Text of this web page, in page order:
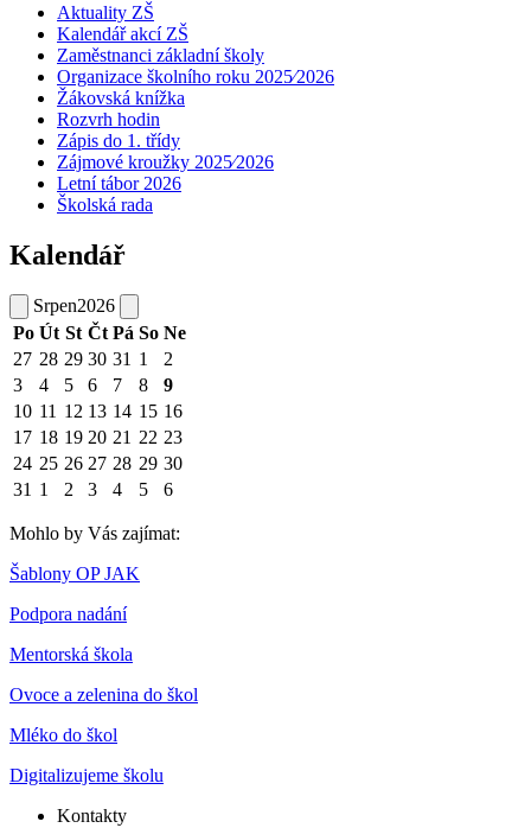
Aktuality ZŠ
Kalendář akcí ZŠ
Zaměstnanci základní školy
Organizace školního roku 2025⁄2026
Žákovská knížka
Rozvrh hodin
Zápis do 1. třídy
Zájmové kroužky 2025⁄2026
Letní tábor 2026
Školská rada
Kalendář
Srpen2026
Po Út St Čt Pá So Ne
27 28 29 30 31 1
2
3
4 5 6 7 8
9
10 11 12 13 14 15 16
17 18 19 20 21 22 23
24 25 26 27 28 29 30
31 1 2 3 4 5 6
Mohlo by Vás zajímat:
Šablony OP JAK
Podpora nadání
Mentorská škola
Ovoce a zelenina do škol
Mléko do škol
Digitalizujeme školu
Kontakty